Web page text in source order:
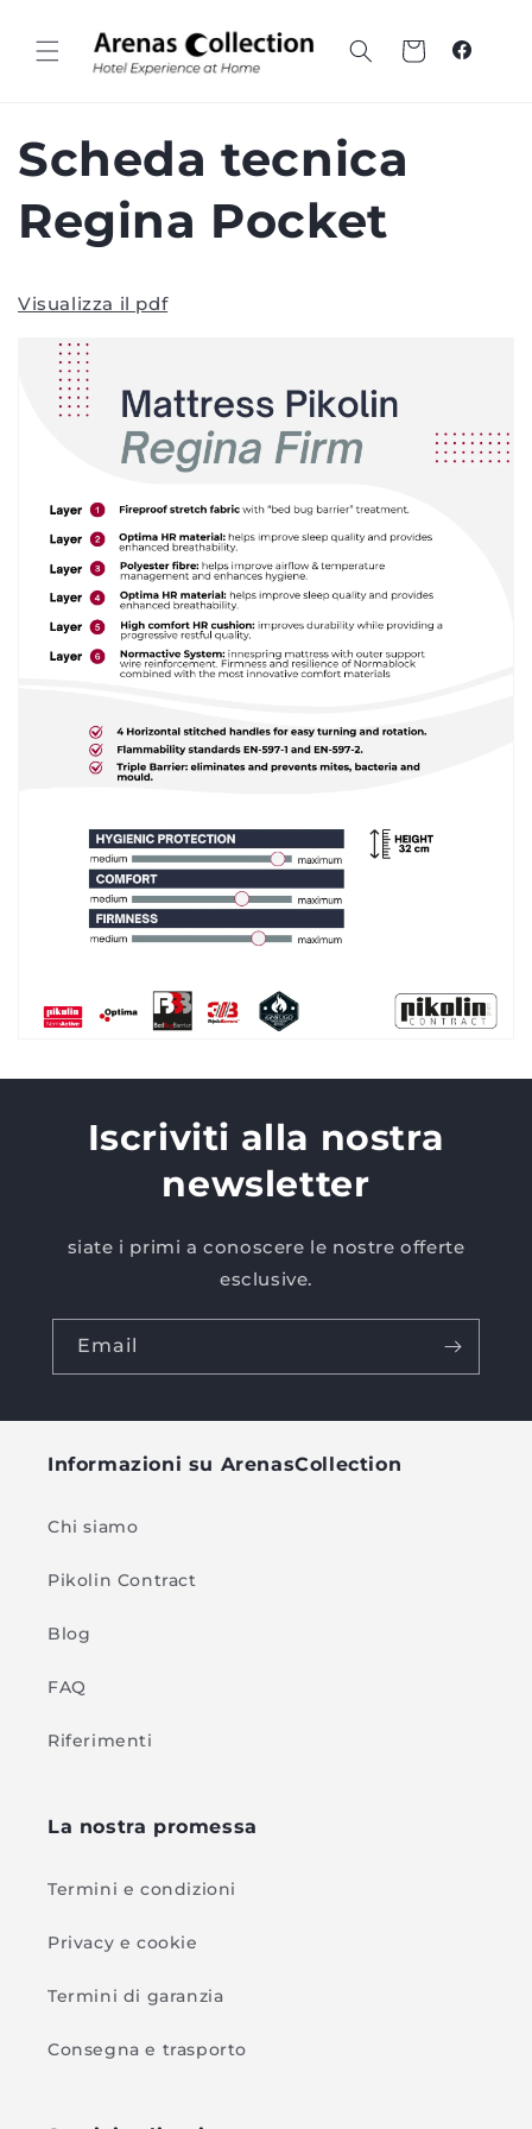
contenuto
Carrello
Scheda tecnica
Regina Pocket
Visualizza il pdf
Iscriviti alla nostra
newsletter
siate i primi a conoscere le nostre offerte
esclusive.
Email
Informazioni su ArenasCollection
Chi siamo
Pikolin Contract
Blog
FAQ
Riferimenti
La nostra promessa
Termini e condizioni
Privacy e cookie
Termini di garanzia
Consegna e trasporto